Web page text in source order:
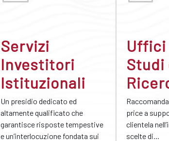
Servizi
Investitori
Istituzionali
Un presidio dedicato ed
altamente qualificato che
garantisce risposte tempestive
e un’interlocuzione fondata sui
Uffici
Studi
price a
clientela
scelte di...